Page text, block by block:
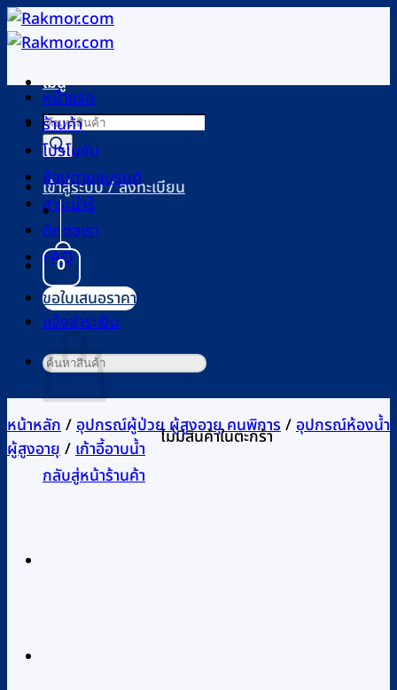
ข้าม
ไป
เนื้อหาเมนู
Products
search
เข้าสู่ระบบ / ลงทะเบียน
0
ตะกร้าสินค้า
ไม่มีสินค้าในตะกร้า
กลับสู่หน้าร้านค้า
หน้าแรก
ร้านค้า
โปรโมชัน
ช้อปตามแบรนด์
สาระน่ารู้
ติดต่อเรา
FAQ
ขอใบเสนอราคา
แจ้งชำระเงิน
ค้นหา:
หน้าหลัก/อุปกรณ์ผู้ป่วย ผู้สูงอายุ คนพิการ/อุปกรณ์ห้องน้ำ
ผู้สูงอายุ/เก้าอี้อาบน้ำ